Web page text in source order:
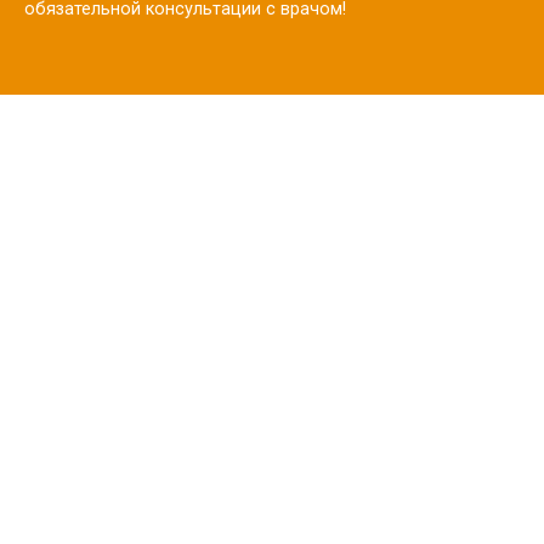
обязательной консультации с врачом!